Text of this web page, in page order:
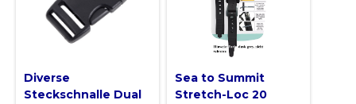
Diverse
Steckschnalle Dual
Sea to Summit
Stretch-Loc 20